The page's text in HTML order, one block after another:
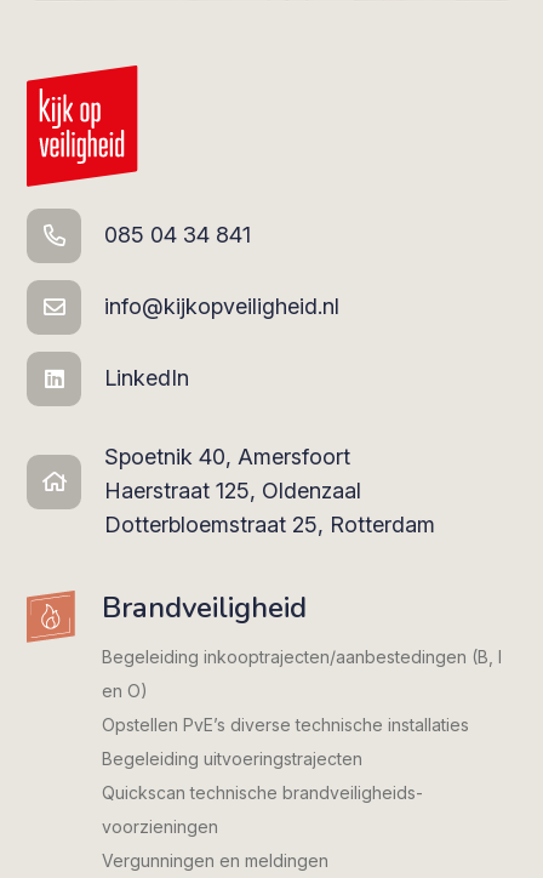
085 04 34 841
info@kijkopveiligheid.nl
LinkedIn
Spoetnik 40, Amersfoort
Haerstraat 125, Oldenzaal
Dotterbloemstraat 25, Rotterdam
Brandveiligheid
Begeleiding inkooptrajecten/­aanbestedingen (B, I
en O)
Opstellen PvE’s diverse technische installaties
Begeleiding uitvoeringstrajecten
Quickscan technische brandveiligheids­
voorzieningen
Vergunningen en meldingen